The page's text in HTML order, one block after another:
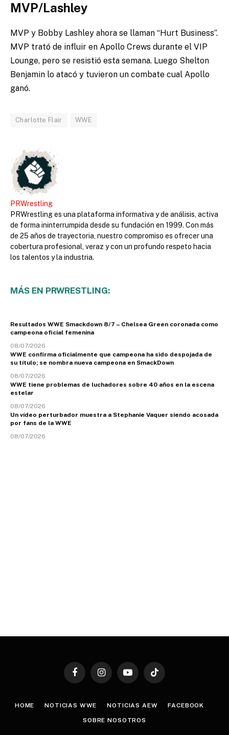
MVP/Lashley
MVP y Bobby Lashley ahora se llaman “Hurt Business”.
MVP trató de influir en Apollo Crews durante el VIP
Lounge, pero se resistió esta semana. Luego Shelton
Benjamin lo atacó y tuvieron un combate cual Apollo
ganó.
Charlotte Flair WWE
PRWrestling
PRWrestling es una plataforma informativa y de análisis, activa
de forma ininterrumpida desde su fundación en 1999. Con más
de 25 años de trayectoria, nuestro compromiso es ofrecer una
cobertura profesional, veraz y con un profundo respeto hacia
los talentos y la industria.
MÁS EN PRWRESTLING:
Resultados WWE Smackdown 8/7 – Chelsea Green coronada como
campeona oficial femenina
08/07/2026
WWE confirma oficialmente que campeona ha sido despojada de
su título; se nombra nueva campeona en SmackDown
08/07/2026
WWE tiene problemas de luchadores sobre 40 años en la escena
estelar
08/07/2026
Un vídeo perturbador muestra a Stephanie Vaquer siendo acosada
por fans de la WWE
08/07/2026
FacebookInstagramYouTubeTikTok
HOME NOTICIAS WWE NOTICIAS AEW FACEBOOK
SOBRE NOSOTROS